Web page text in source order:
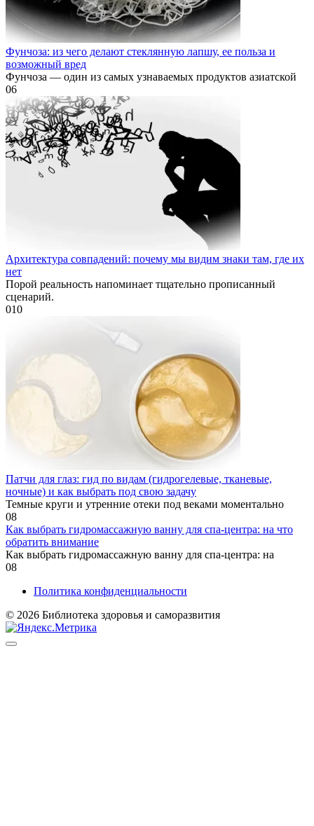
Фунчоза: из чего делают стеклянную лапшу, ее польза и
возможный вред
Фунчоза — один из самых узнаваемых продуктов азиатской
06
Архитектура совпадений: почему мы видим знаки там, где их
нет
Порой реальность напоминает тщательно прописанный
сценарий.
010
Патчи для глаз: гид по видам (гидрогелевые, тканевые,
ночные) и как выбрать под свою задачу
Темные круги и утренние отеки под веками моментально
08
Как выбрать гидромассажную ванну для спа-центра: на что
обратить внимание
Как выбрать гидромассажную ванну для спа-центра: на
08
Политика конфиденциальности
© 2026 Библиотека здоровья и саморазвития